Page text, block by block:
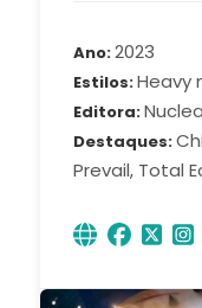
Ano 2023
Estilos Heavy
Editora
Destaques
Prevail, Total